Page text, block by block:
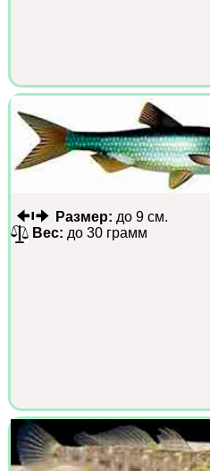
Размер: до 9 см.
Вес: до 30 грамм